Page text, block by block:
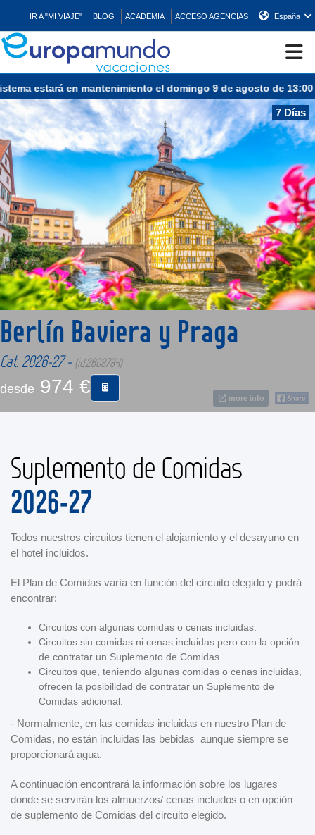
IR A "MI VIAJE" BLOG ACADEMIA ACCESO AGENCIAS España
CRUCEROS
EUROPA
ASIA
ORIENTE
PROMOCIONES
COMPRAR
estará en mantenimiento el domingo 9 de agosto de 13:00 a
7 Días
more info
Berlín Baviera y Praga
Cat. 2026-27 - (id:2608784)
desde 974 €
Suplemento de Comidas
2026-27
Todos nuestros circuitos tienen el alojamiento y el desayuno en
el hotel incluidos.
El Plan de Comidas varía en función del circuito elegido y podrá
encontrar:
Circuitos con algunas comidas o cenas incluidas.
Circuitos sin comidas ni cenas incluidas pero con la opción
de contratar un Suplemento de Comidas.
Circuitos que, teniendo algunas comidas o cenas incluidas,
ofrecen la posibilidad de contratar un Suplemento de
Comidas adicional.
- Normalmente, en las comidas incluidas en nuestro Plan de
Comidas, no están incluidas las bebidas aunque siempre se
proporcionará agua.
A continuación encontrará la información sobre los lugares
donde se servirán los almuerzos/ cenas incluidos o en opción
de suplemento de Comidas del circuito elegido.